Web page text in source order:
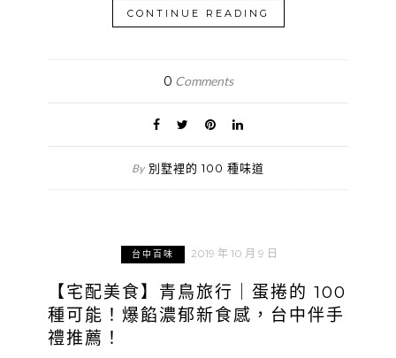
CONTINUE READING
0 Comments
By 別墅裡的 100 種味道
台中百味 2019 年 10 月 9 日
【宅配美食】青鳥旅行｜蛋捲的 100
種可能！爆餡濃郁新食感，台中伴手
禮推薦！